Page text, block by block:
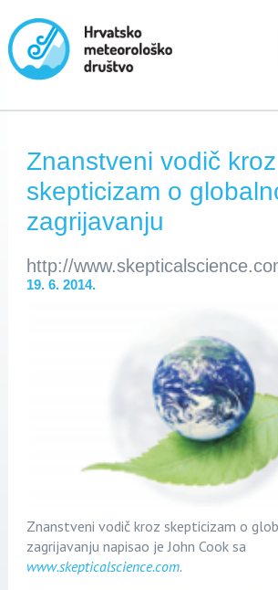
Znanstveni vodič kroz
skepticizam o
zagrijavanju
http://
19. 6. 2014.
Znanstveni vodič kroz skepticizam o
zagrijavanju napisao je John Cook sa
www.skepticalscience.com.